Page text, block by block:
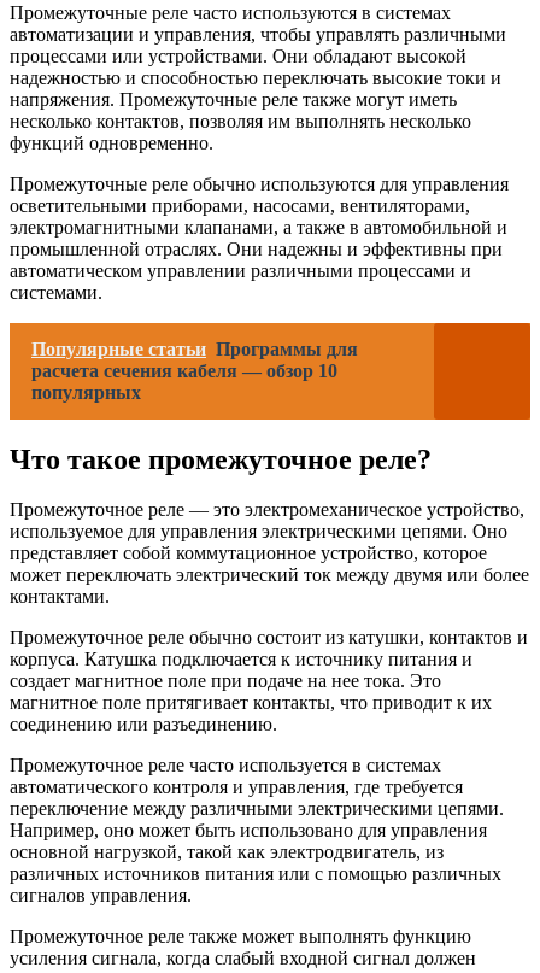
Промежуточные реле часто используются в системах
автоматизации и управления, чтобы управлять различными
процессами или устройствами. Они обладают высокой
надежностью и способностью переключать высокие токи и
напряжения. Промежуточные реле также могут иметь
несколько контактов, позволяя им выполнять несколько
функций одновременно.
Промежуточные реле обычно используются для управления
осветительными приборами, насосами, вентиляторами,
электромагнитными клапанами, а также в автомобильной и
промышленной отраслях. Они надежны и эффективны при
автоматическом управлении различными процессами и
системами.
Популярные статьи Программы для
расчета сечения кабеля — обзор 10
популярных
Что такое промежуточное реле?
Промежуточное реле — это электромеханическое устройство,
используемое для управления электрическими цепями. Оно
представляет собой коммутационное устройство, которое
может переключать электрический ток между двумя или более
контактами.
Промежуточное реле обычно состоит из катушки, контактов и
корпуса. Катушка подключается к источнику питания и
создает магнитное поле при подаче на нее тока. Это
магнитное поле притягивает контакты, что приводит к их
соединению или разъединению.
Промежуточное реле часто используется в системах
автоматического контроля и управления, где требуется
переключение между различными электрическими цепями.
Например, оно может быть использовано для управления
основной нагрузкой, такой как электродвигатель, из
различных источников питания или с помощью различных
сигналов управления.
Промежуточное реле также может выполнять функцию
усиления сигнала, когда слабый входной сигнал должен